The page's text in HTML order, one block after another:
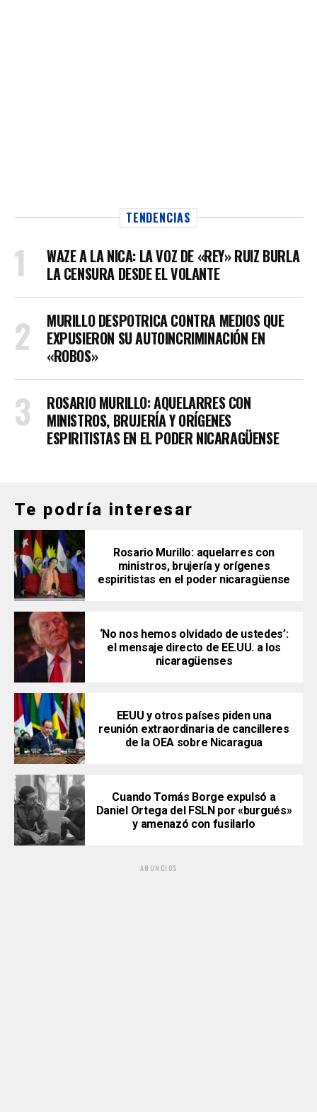
TENDENCIAS
WAZE A LA NICA: LA VOZ DE «REY» RUIZ BURLA
LA CENSURA DESDE EL VOLANTE
MURILLO DESPOTRICA CONTRA MEDIOS QUE
EXPUSIERON SU AUTOINCRIMINACIÓN EN
«ROBOS»
ROSARIO MURILLO: AQUELARRES CON
MINISTROS, BRUJERÍA Y ORÍGENES
ESPIRITISTAS EN EL PODER NICARAGÜENSE
Te podría interesar
Rosario Murillo: aquelarres con
ministros, brujería y orígenes
espiritistas en el poder nicaragüense
‘No nos hemos olvidado de ustedes’:
el mensaje directo de EE.UU. a los
nicaragüenses
EEUU y otros países piden una
reunión extraordinaria de cancilleres
de la OEA sobre Nicaragua
Cuando Tomás Borge expulsó a
Daniel Ortega del FSLN por «burgués»
y amenazó con fusilarlo
ANUNCIOS